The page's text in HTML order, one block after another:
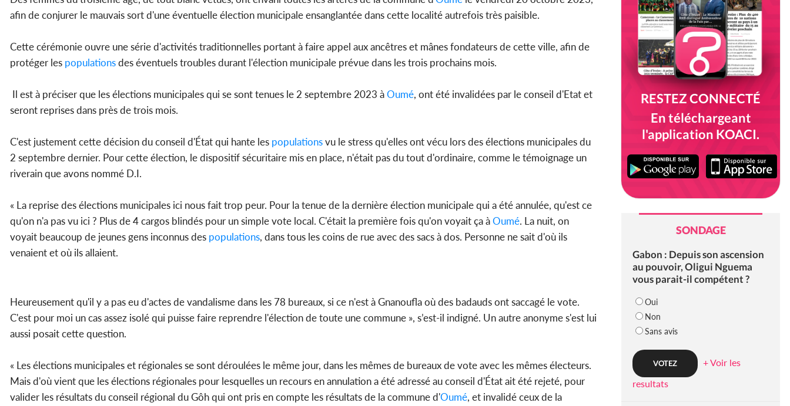
afin de conjurer le mauvais sort d'une éventuelle élection municipale ensanglantée dans cette localité autrefois très paisible.
Cette cérémonie ouvre une série d'activités traditionnelles portant à faire appel aux ancêtres et mânes fondateurs de cette ville, afin de
protéger les populationsdes éventuels troubles durant l'élection municipale prévue dans les trois prochains mois.
Il est à préciser que les élections municipales qui se sont tenues le 2 septembre 2023 àOumé, ont été invalidées par le conseil d'Etat et
seront reprises dans près de trois mois.
C'est justement cette décision du conseil d'État qui hante les populationsvu le stress qu'elles ont vécu lors des élections municipales du
2 septembre dernier. Pour cette élection, le dispositif sécuritaire mis en place, n'était pas du tout d'ordinaire, comme le témoignage un
riverain que avons nommé D.I.
« La reprise des élections municipales ici nous fait trop peur. Pour la tenue de la dernière élection municipale qui a été annulée, qu'est ce
qu'on n'a pas vu ici ? Plus de 4 cargos blindés pour un simple vote local. C'était la première fois qu'on voyait ça àOumé. La nuit, on
voyait beaucoup de jeunes gens inconnus des populations, dans tous les coins de rue avec des sacs à dos. Personne ne sait d'où ils
venaient et où ils allaient.
Heureusement qu'il y a pas eu d'actes de vandalisme dans les 78 bureaux, si ce n'est à Gnanoufla où des badauds ont saccagé le vote.
C'est pour moi un cas assez isolé qui puisse faire reprendre l'élection de toute une commune », s’est-il indigné. Un autre anonyme s'est lui
aussi posait cette question.
« Les élections municipales et régionales se sont déroulées le même jour, dans les mêmes de bureaux de vote avec les mêmes électeurs.
Mais d'où vient que les élections régionales pour lesquelles un recours en annulation a été adressé au conseil d'État ait été rejeté, pour
valider les résultats du conseil régional du Gôh qui ont pris en compte les résultats de la commune d'Oumé, et invalidé ceux de la
RESTEZ CONNECTÉ
En téléchargeant
l'application KOACI.
SONDAGE
Gabon : Depuis son ascension
au pouvoir, Oligui Nguema
vous parait-il compétent ?
Oui
Non
Sans avis
+ Voir les
resultats